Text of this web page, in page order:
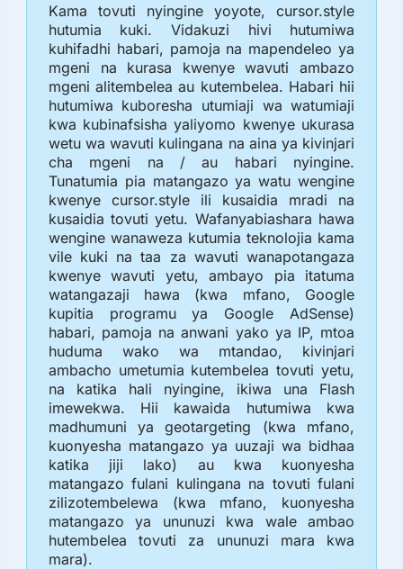
Kama tovuti nyingine yoyote, cursor.style
hutumia kuki. Vidakuzi hivi hutumiwa
kuhifadhi habari, pamoja na mapendeleo ya
mgeni na kurasa kwenye wavuti ambazo
mgeni alitembelea au kutembelea. Habari hii
hutumiwa kuboresha utumiaji wa watumiaji
kwa kubinafsisha yaliyomo kwenye ukurasa
wetu wa wavuti kulingana na aina ya kivinjari
cha mgeni na / au habari nyingine.
Tunatumia pia matangazo ya watu wengine
kwenye cursor.style ili kusaidia mradi na
kusaidia tovuti yetu. Wafanyabiashara hawa
wengine wanaweza kutumia teknolojia kama
vile kuki na taa za wavuti wanapotangaza
kwenye wavuti yetu, ambayo pia itatuma
watangazaji hawa (kwa mfano, Google
kupitia programu ya Google AdSense)
habari, pamoja na anwani yako ya IP, mtoa
huduma wako wa mtandao, kivinjari
ambacho umetumia kutembelea tovuti yetu,
na katika hali nyingine, ikiwa una Flash
imewekwa. Hii kawaida hutumiwa kwa
madhumuni ya geotargeting (kwa mfano,
kuonyesha matangazo ya uuzaji wa bidhaa
katika jiji lako) au kwa kuonyesha
matangazo fulani kulingana na tovuti fulani
zilizotembelewa (kwa mfano, kuonyesha
matangazo ya ununuzi kwa wale ambao
hutembelea tovuti za ununuzi mara kwa
mara).